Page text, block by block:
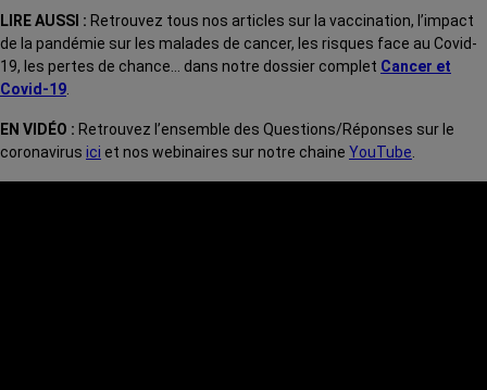
LIRE AUSSI : Retrouvez tous nos articles sur la vaccination, l’impact
de la pandémie sur les malades de cancer, les risques face au Covid-
19, les pertes de chance… dans notre dossier complet Cancer et
Covid-19.
EN VIDÉO : Retrouvez l’ensemble des Questions/Réponses sur le
coronavirus ici et nos webinaires sur notre chaine YouTube.